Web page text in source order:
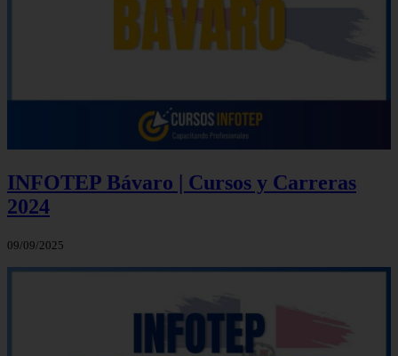
INFOTEP Bávaro | Cursos y Carreras
2024
09/09/2025